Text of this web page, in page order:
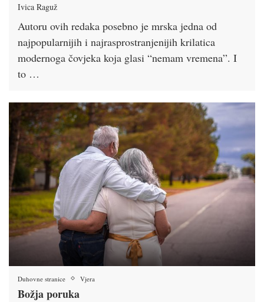
Ivica Raguž
Autoru ovih redaka posebno je mrska jedna od
najpopularnijih i najrasprostranjenijih krilatica
modernoga čovjeka koja glasi “nemam vremena”. I
to …
Duhovne stranice Vjera
Božja poruka